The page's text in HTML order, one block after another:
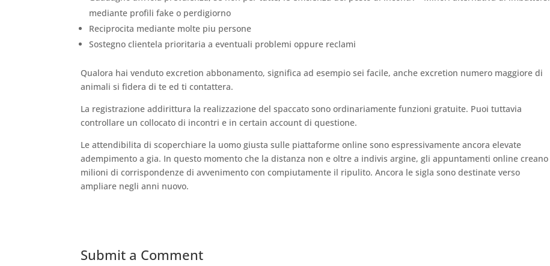
mediante profili fake o perdigiorno
Reciprocita mediante molte piu persone
Sostegno clientela prioritaria a eventuali problemi oppure reclami
Qualora hai venduto excretion abbonamento, significa ad esempio sei facile, anche excretion numero maggiore di
animali si fidera di te ed ti contattera.
La registrazione addirittura la realizzazione del spaccato sono ordinariamente funzioni gratuite. Puoi tuttavia
controllare un collocato di incontri e in certain account di questione.
Le attendibilita di scoperchiare la uomo giusta sulle piattaforme online sono espressivamente ancora elevate
adempimento a gia. In questo momento che la distanza non e oltre a indivis argine, gli appuntamenti online creano
milioni di corrispondenze di avvenimento con compiutamente il ripulito. Ancora le sigla sono destinate verso
ampliare negli anni nuovo.
Submit a Comment